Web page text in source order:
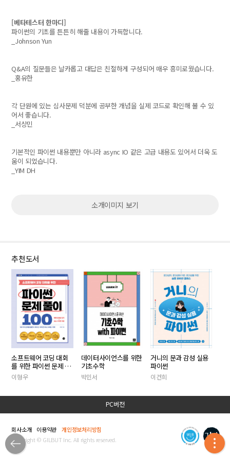
[베타테스터 한마디]
파이썬의 기초를 튼튼히 해줄 내용이 가득합니다.
_Johnson Yun
Q&A의 질문들은 날카롭고 대답은 친절하게 구성되어 매우 흥미로웠습니다.
_홍유한
각 단원에 있는 심사문제 덕분에 공부한 개념을 실제 코드로 확인해 볼 수 있
어서 좋습니다.
_서상민
기본적인 파이썬 내용뿐만 아니라 async IO 같은 고급 내용도 있어서 더욱 도
움이 되었습니다.
_YIM DH
소개이미지 보기
추천도서
소프트웨어 코딩 대회
를 위한 파이썬 문제 풀
이 100
이형우
데이터사이언스를 위한
기초수학
박민서
거니의 문과 감성 실용
파이썬
이건희
PC버전
회사소개 이용약관
개인정보처리방침
Copyright © GILBUT Inc. All rights reserved.